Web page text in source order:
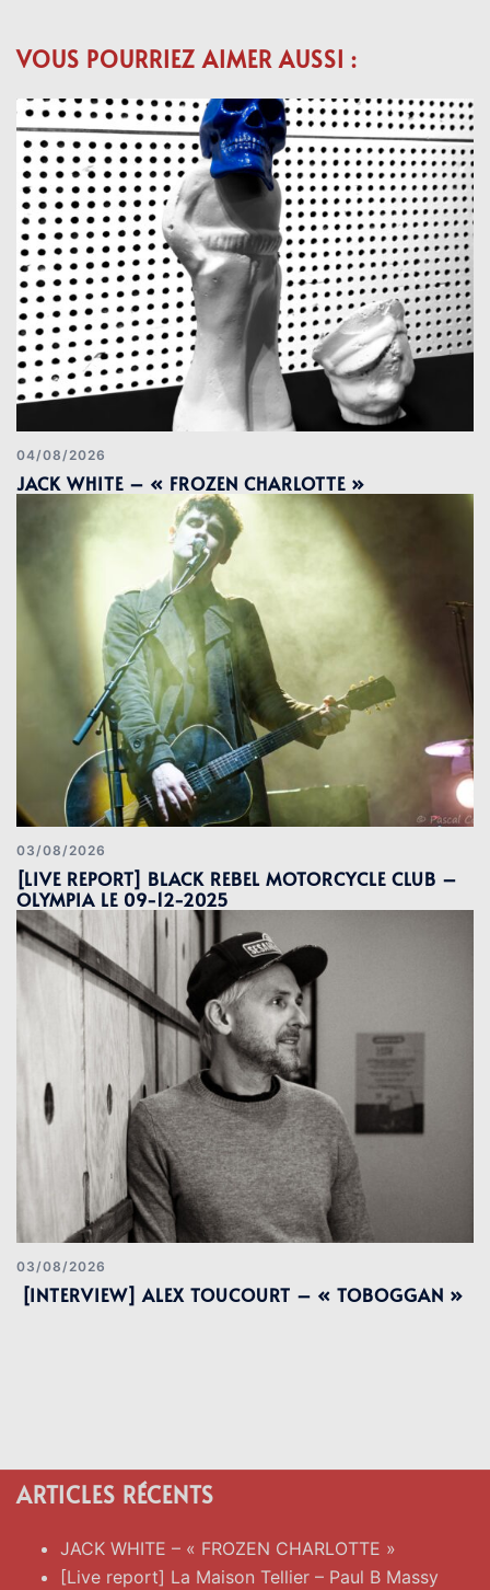
VOUS POURRIEZ AIMER AUSSI :
04/08/2026
JACK WHITE – « FROZEN CHARLOTTE »
03/08/2026
[LIVE REPORT] BLACK REBEL MOTORCYCLE CLUB –
OLYMPIA LE 09-12-2025
03/08/2026
[INTERVIEW] ALEX TOUCOURT – « TOBOGGAN »
ARTICLES RÉCENTS
JACK WHITE – « FROZEN CHARLOTTE »
[Live report] La Maison Tellier – Paul B Massy